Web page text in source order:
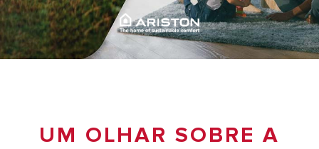
UM OLHAR SOBRE A